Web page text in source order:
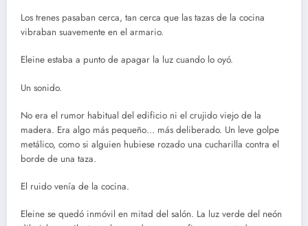
Los trenes pasaban cerca, tan cerca que las tazas de la cocina
vibraban suavemente en el armario.
Eleine estaba a punto de apagar la luz cuando lo oyó.
Un sonido.
No era el rumor habitual del edificio ni el crujido viejo de la
madera. Era algo más pequeño… más deliberado. Un leve golpe
metálico, como si alguien hubiese rozado una cucharilla contra el
borde de una taza.
El ruido venía de la cocina.
Eleine se quedó inmóvil en mitad del salón. La luz verde del neón